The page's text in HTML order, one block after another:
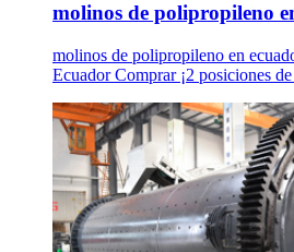
molinos de polipropileno
molinos de polipropileno en
Ecuador Comprar ¡2 posiciones